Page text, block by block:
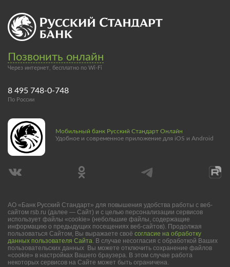
Позвонить онлайн
Через интернет, бесплатно по Wi-Fi
8 495 748-0-748
По России
Мобильный банк Русский Стандарт Онлайн
Удобное и современное приложение для iOS и Android
АО «Банк Русский Стандарт» для повышения удобства работы с веб-
сайтом rsb.ru (далее — Сайт) и с целью персонализации сервисов
использует файлы «cookie» (небольшие файлы, содержащие
информацию о предыдущих посещениях веб-сайтов). Продолжая
пользоваться Сайтом, Вы выражаете своё согласие на обработку
данных пользователя Сайта. В случае несогласия с обработкой Ваших
пользовательских данных Вы можете отключить сохранение файлов
«cookie» в настройках Вашего браузера. В этом случае работа
некоторых сервисов на Сайте может быть ограничена.